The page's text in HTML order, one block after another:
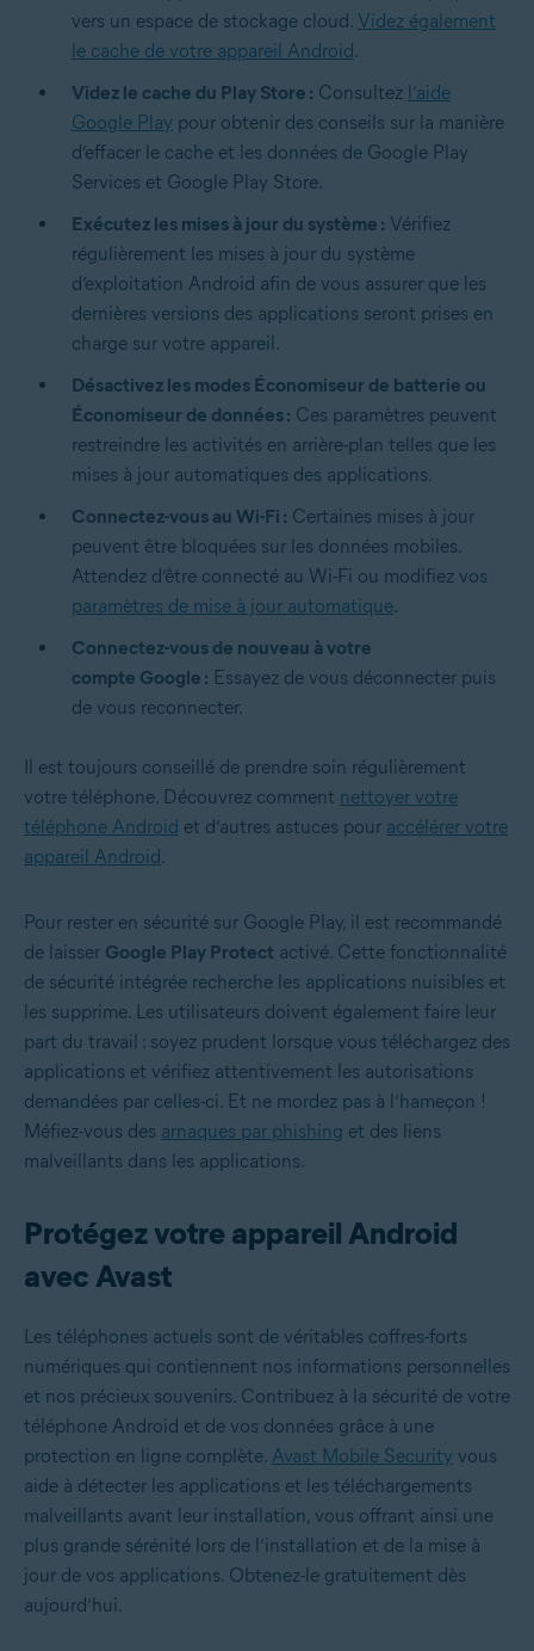
vers un espace de stockage cloud. Videz également
le cache de votre appareil Android.
Videz le cache du Play Store : Consultez l’aide
Google Play pour obtenir des conseils sur la manière
d’effacer le cache et les données de Google Play
Services et Google Play Store.
Exécutez les mises à jour du système : Vérifiez
régulièrement les mises à jour du système
d’exploitation Android afin de vous assurer que les
dernières versions des applications seront prises en
charge sur votre appareil.
Désactivez les modes Économiseur de batterie ou
Économiseur de données : Ces paramètres peuvent
restreindre les activités en arrière-plan telles que les
mises à jour automatiques des applications.
Connectez-vous au Wi-Fi : Certaines mises à jour
peuvent être bloquées sur les données mobiles.
Attendez d’être connecté au Wi-Fi ou modifiez vos
paramètres de mise à jour automatique.
Connectez-vous de nouveau à votre
compte Google : Essayez de vous déconnecter puis
de vous reconnecter.
Il est toujours conseillé de prendre soin régulièrement
votre téléphone. Découvrez comment nettoyer votre
téléphone Android et d’autres astuces pour accélérer votre
appareil Android.
Pour rester en sécurité sur Google Play, il est recommandé
de laisser Google Play Protect activé. Cette fonctionnalité
de sécurité intégrée recherche les applications nuisibles et
les supprime. Les utilisateurs doivent également faire leur
part du travail : soyez prudent lorsque vous téléchargez des
applications et vérifiez attentivement les autorisations
demandées par celles-ci. Et ne mordez pas à l’hameçon !
Méfiez-vous des arnaques par phishing et des liens
malveillants dans les applications.
Protégez votre appareil Android
avec Avast
Les téléphones actuels sont de véritables coffres-forts
numériques qui contiennent nos informations personnelles
et nos précieux souvenirs. Contribuez à la sécurité de votre
téléphone Android et de vos données grâce à une
protection en ligne complète. Avast Mobile Security vous
aide à détecter les applications et les téléchargements
malveillants avant leur installation, vous offrant ainsi une
plus grande sérénité lors de l’installation et de la mise à
jour de vos applications. Obtenez-le gratuitement dès
aujourd’hui.